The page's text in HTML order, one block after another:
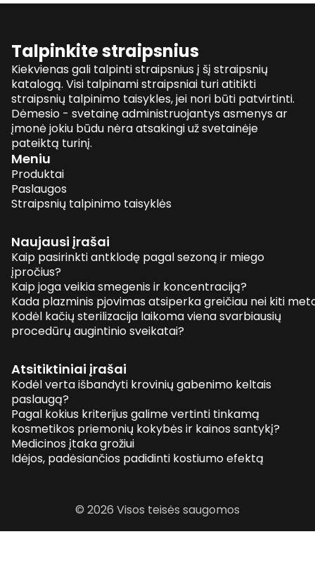
Talpinkite straipsnius
Kiekvienas gali talpinti straipsnius į šį straipsnių
katalogą. Visi talpinami straipsniai turi atitikti
straipsnių talpinimo taisykles, jei nori būti patvirtinti.
Dėmesio - svetainę administruojantys asmenys ar
įmonė jokiu būdu nėra atsakingi už svetainėje
pateiktą turinį.
Meniu
Produktai
Paslaugos
Straipsnių talpinimo taisyklės
Naujausi įrašai
Kaip pasirinkti antklodę pagal sezoną ir miego
įpročius?
Kaip joga veikia smegenis ir koncentraciją?
Kada plazminis pjovimas atsiperka greičiau nei kiti
Kodėl kačių sterilizacija laikoma viena svarbiausių
procedūrų augintinio sveikatai?
Atsitiktiniai įrašai
Kodėl verta išbandyti krovinių gabenimo keltais
paslaugą?
Pagal kokius kriterijus galime vertinti tinkamą
kosmetikos priemonių kokybės ir kainos santykį?
Medicinos įtaka grožiui
Idėjos, padėsiančios padidinti kostiumo efektą
© 2026 Visos teisės saugomos